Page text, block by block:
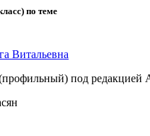
по теме
Витальевна
(профильный) под